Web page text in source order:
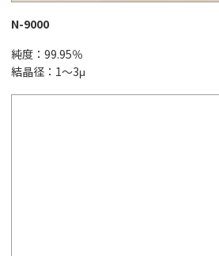
N-9000
純度：99.95％
結晶径：1～3μ